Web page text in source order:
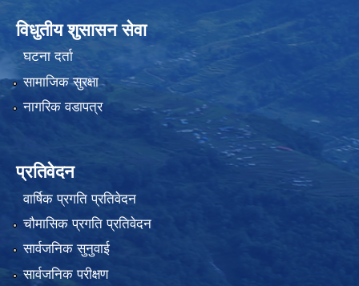
विधुतीय शुसासन सेवा
घटना दर्ता
सामाजिक सुरक्षा
नागरिक वडापत्र
प्रतिवेदन
वार्षिक प्रगति प्रतिवेदन
चौमासिक प्रगति प्रतिवेदन
सार्वजनिक सुनुवाई
सार्वजनिक परीक्षण